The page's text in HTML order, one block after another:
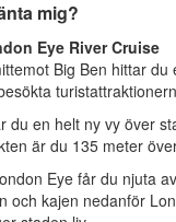
mig?
Eye River Cruise
Big Ben hittar
du en helt ny vy över
är du 135 meter
Eye får du njuta
och kajen nedanför